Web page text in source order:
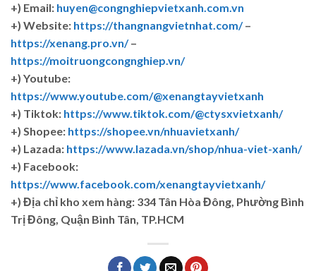
+) Email: huyen@congnghiepvietxanh.com.vn
+) Website: https://thangnangvietnhat.com/–
https://xenang.pro.vn/–
https://moitruongcongnghiep.vn/
+) Youtube:
https://www.youtube.com/@xenangtayvietxanh
+) Tiktok: https://www.tiktok.com/@ctysxvietxanh/
+) Shopee: https://shopee.vn/nhuavietxanh/
+) Lazada: https://www.lazada.vn/shop/nhua-viet-xanh/
+) Facebook:
https://www.facebook.com/xenangtayvietxanh/
+) Địa chỉ kho xem hàng: 334 Tân Hòa Đông, Phường Bình
Trị Đông, Quận Bình Tân, TP.HCM